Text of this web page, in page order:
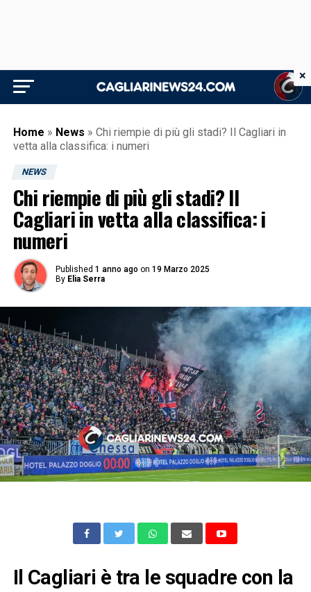
Home » News » Chi riempie di più gli stadi? Il Cagliari in
vetta alla classifica: i numeri
NEWS
Chi riempie di più gli stadi? Il
Cagliari in vetta alla classifica: i
numeri
Published 1 anno ago on 19 Marzo 2025
By Elia Serra
Il Cagliari è tra le squadre con la
×